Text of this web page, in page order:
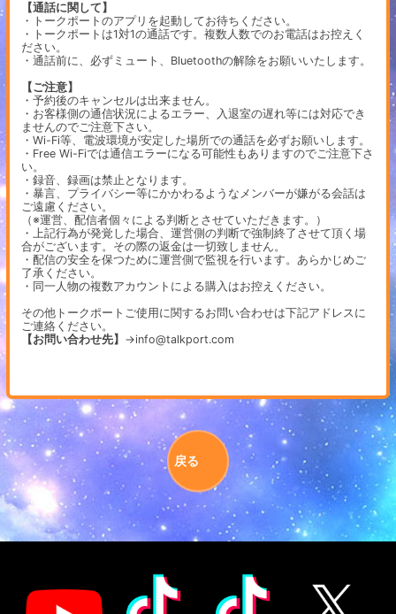
【通話に関して】
・トークポートのアプリを起動してお待ちください。
・トークポートは1対1の通話です。複数人数でのお電話はお控えく
ださい。
・通話前に、必ずミュート、Bluetoothの解除をお願いいたします。
【ご注意】
・予約後のキャンセルは出来ません。
・お客様側の通信状況によるエラー、入退室の遅れ等には対応でき
ませんのでご注意下さい。
・Wi-Fi等、電波環境が安定した場所での通話を必ずお願いします。
・Free Wi-Fiでは通信エラーになる可能性もありますのでご注意下さ
い。
・録音、録画は禁止となります。
・暴言、プライバシー等にかかわるようなメンバーが嫌がる会話は
ご遠慮ください。
（※運営、配信者個々による判断とさせていただきます。）
・上記行為が発覚した場合、運営側の判断で強制終了させて頂く場
合がございます。その際の返金は一切致しません。
・配信の安全を保つために運営側で監視を行います。あらかじめご
了承ください。
・同一人物の複数アカウントによる購入はお控えください。
その他トークポートご使用に関するお問い合わせは下記アドレスに
ご連絡ください。
【お問い合わせ先】 →info@talkport.com
戻る